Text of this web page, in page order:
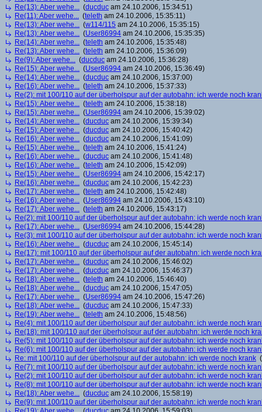
Re(13): Aber wehe... (ducduc am 24.10.2006, 15:34:51)
Re(11): Aber wehe... (teleth am 24.10.2006, 15:35:11)
Re(13): Aber wehe... (w114/115 am 24.10.2006, 15:35:15)
Re(13): Aber wehe... (User86994 am 24.10.2006, 15:35:35)
Re(14): Aber wehe... (teleth am 24.10.2006, 15:35:48)
Re(13): Aber wehe... (teleth am 24.10.2006, 15:36:09)
Re(9): Aber wehe... (ducduc am 24.10.2006, 15:36:28)
Re(15): Aber wehe... (User86994 am 24.10.2006, 15:36:49)
Re(14): Aber wehe... (ducduc am 24.10.2006, 15:37:00)
Re(16): Aber wehe... (teleth am 24.10.2006, 15:37:33)
Re(2): mit 100/110 auf der überholspur auf der autobahn: ich werde noch
Re(15): Aber wehe... (teleth am 24.10.2006, 15:38:18)
Re(15): Aber wehe... (User86994 am 24.10.2006, 15:39:02)
Re(14): Aber wehe... (ducduc am 24.10.2006, 15:39:34)
Re(15): Aber wehe... (ducduc am 24.10.2006, 15:40:42)
Re(16): Aber wehe... (ducduc am 24.10.2006, 15:41:09)
Re(15): Aber wehe... (teleth am 24.10.2006, 15:41:24)
Re(16): Aber wehe... (ducduc am 24.10.2006, 15:41:48)
Re(16): Aber wehe... (teleth am 24.10.2006, 15:42:09)
Re(15): Aber wehe... (User86994 am 24.10.2006, 15:42:17)
Re(16): Aber wehe... (ducduc am 24.10.2006, 15:42:23)
Re(17): Aber wehe... (teleth am 24.10.2006, 15:42:48)
Re(16): Aber wehe... (User86994 am 24.10.2006, 15:43:10)
Re(17): Aber wehe... (teleth am 24.10.2006, 15:43:17)
Re(2): mit 100/110 auf der überholspur auf der autobahn: ich werde noch
Re(17): Aber wehe... (User86994 am 24.10.2006, 15:44:28)
Re(3): mit 100/110 auf der überholspur auf der autobahn: ich werde noch
Re(16): Aber wehe... (ducduc am 24.10.2006, 15:45:14)
Re(17): mit 100/110 auf der überholspur auf der autobahn: ich werde noch
Re(17): Aber wehe... (ducduc am 24.10.2006, 15:46:02)
Re(17): Aber wehe... (ducduc am 24.10.2006, 15:46:37)
Re(18): Aber wehe... (teleth am 24.10.2006, 15:46:40)
Re(18): Aber wehe... (ducduc am 24.10.2006, 15:47:05)
Re(17): Aber wehe... (User86994 am 24.10.2006, 15:47:26)
Re(18): Aber wehe... (ducduc am 24.10.2006, 15:47:33)
Re(19): Aber wehe... (teleth am 24.10.2006, 15:48:56)
Re(4): mit 100/110 auf der überholspur auf der autobahn: ich werde noch
Re(18): mit 100/110 auf der überholspur auf der autobahn: ich werde noch
Re(5): mit 100/110 auf der überholspur auf der autobahn: ich werde noch
Re(6): mit 100/110 auf der überholspur auf der autobahn: ich werde noch
Re: mit 100/110 auf der überholspur auf der autobahn: ich werde noch krank (
Re(7): mit 100/110 auf der überholspur auf der autobahn: ich werde noch
Re(2): mit 100/110 auf der überholspur auf der autobahn: ich werde noch
Re(8): mit 100/110 auf der überholspur auf der autobahn: ich werde noch
Re(18): Aber wehe... (ducduc am 24.10.2006, 15:58:19)
Re(9): mit 100/110 auf der überholspur auf der autobahn: ich werde noch